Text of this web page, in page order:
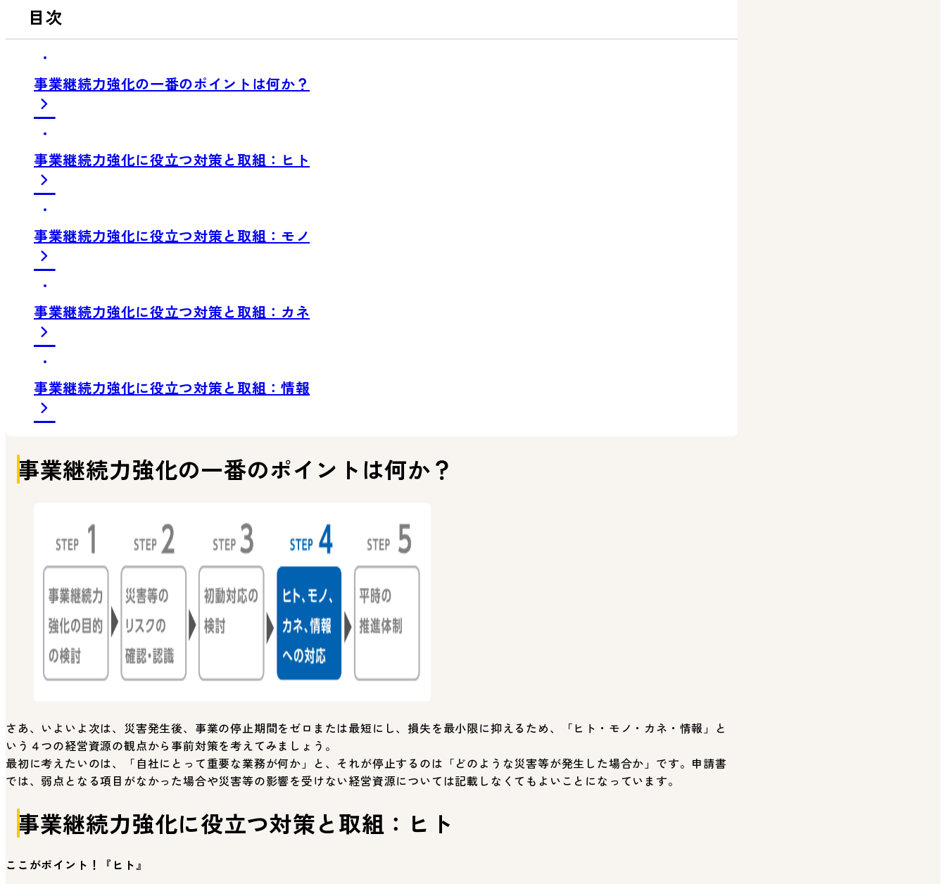
目次
事業継続力強化の一番のポイントは何か？
事業継続力強化に役立つ対策と取組：ヒト
事業継続力強化に役立つ対策と取組：モノ
事業継続力強化に役立つ対策と取組：カネ
事業継続力強化に役立つ対策と取組：情報
事業継続力強化の一番のポイントは何か？
さあ、いよいよ次は、災害発生後、事業の停止期間をゼロまたは最短にし、損失を最小限に抑えるため、「ヒト・モノ・カネ・情報」と
いう４つの経営資源の観点から事前対策を考えてみましょう。
最初に考えたいのは、「自社にとって重要な業務が何か」と、それが停止するのは「どのような災害等が発生した場合か」です。申請書
では、弱点となる項目がなかった場合や災害等の影響を受けない経営資源については記載しなくてもよいことになっています。
事業継続力強化に役立つ対策と取組：ヒト
ここがポイント！『ヒト』